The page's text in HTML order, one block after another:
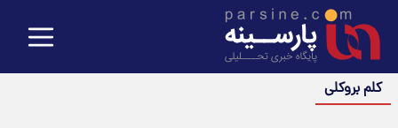
کلم بروکلی